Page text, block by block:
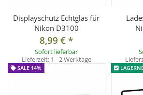
Displayschutz Echtglas für
Nikon D3100
8,99 €*
Sofort lieferbar
Lieferzeit: 1 - 2 Werktage
SALE 14%